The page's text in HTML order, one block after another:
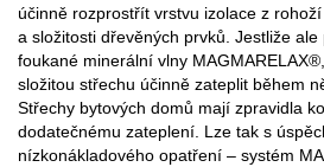
účinně rozprostřít vrstvu izolace z
a složitosti dřevěných prvků. Jestliže ale
foukané minerální vlny
složitou střechu účinně zateplit během
Střechy bytových domů mají zpravidla
dodatečnému zateplení. Lze tak s
nízkonákladového opatření – systém